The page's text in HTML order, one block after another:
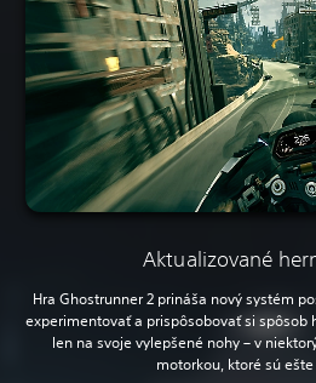
Aktualizované
Hra Ghostrunner 2 prináša nový systém
experimentovať a prispôsobovať si spôsob
len na svoje vylepšené nohy – v
motorkou, ktoré sú